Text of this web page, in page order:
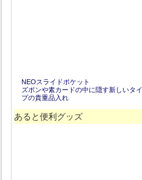
NEOスライドポケット
ズボンや素カードの中に隠す新しいタイ
プの貴重品入れ
あると便利グッズ